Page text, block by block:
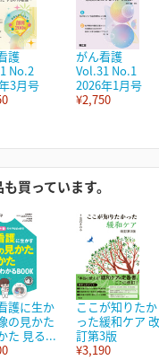
護
No.2
3月号
がん看護
Vol.31 No.1
2026年1月号
¥2,750
買っています。
護に生か
の見かた
た 見る...
ここが知りたか
った緩和ケア 改
訂第3版
¥3,190